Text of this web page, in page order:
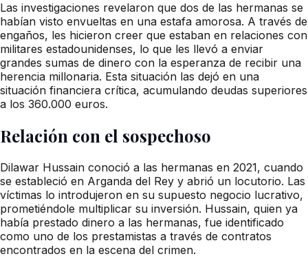
Las investigaciones revelaron que dos de las hermanas se
habían visto envueltas en una estafa amorosa. A través de
engaños, les hicieron creer que estaban en relaciones con
militares estadounidenses, lo que les llevó a enviar
grandes sumas de dinero con la esperanza de recibir una
herencia millonaria. Esta situación las dejó en una
situación financiera crítica, acumulando deudas superiores
a los 360.000 euros.
Relación con el sospechoso
Dilawar Hussain conoció a las hermanas en 2021, cuando
se estableció en Arganda del Rey y abrió un locutorio. Las
víctimas lo introdujeron en su supuesto negocio lucrativo,
prometiéndole multiplicar su inversión. Hussain, quien ya
había prestado dinero a las hermanas, fue identificado
como uno de los prestamistas a través de contratos
encontrados en la escena del crimen.